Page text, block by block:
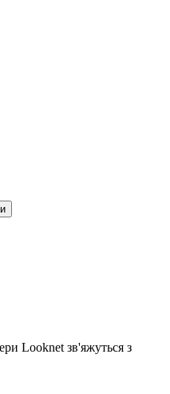
Looknet зв'яжуться з